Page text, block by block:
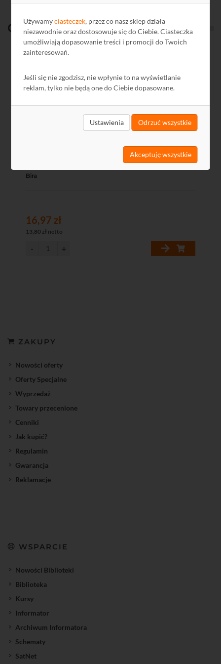
Używamyciasteczek, przez co nasz sklep działa
niezawodnie oraz dostosowuje się do Ciebie. Ciasteczka
umożliwiają dopasowanie treści i promocji do Twoich
zainteresowań.
Jeśli się nie zgodzisz, nie wpłynie to na wyświetlanie
reklam, tylko nie będą one do Ciebie dopasowane.
Ustawienia Odrzuć wszystkie
Akceptuję wszystkie
Ostatniooglądane
Bira
16,97 zł
13,80 zł netto
ZAKUPY
Nowości oferty
Oferty Specjalne
Wyprzedaż
Towary przecenione
Cenniki
Jak kupić?
Regulamin
Gwarancja
Reklamacje
WSPARCIE
Nowości Biblioteki
Biblioteka
Kursy
Informator
Archiwum Informatora
Schematy
SatNet